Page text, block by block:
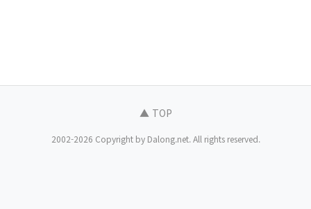
▲ TOP
2002-2026 Copyright by Dalong.net. All rights reserved.